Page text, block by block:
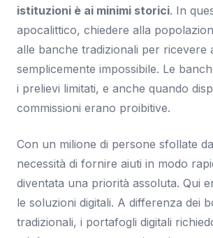
istituzioni è ai minimi storici. In
apocalittico, chiedere alla
alle banche tradizionali per ricevere
semplicemente impossibile. Le
i prelievi limitati, e anche quando
commissioni erano proibitive.
Con un milione di persone sfollate
necessità di fornire aiuti in modo
diventata una priorità assoluta. Qui
le soluzioni digitali. A differenza dei
tradizionali, i portafogli digitali